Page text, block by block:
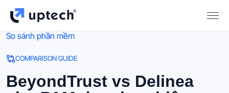
So sánh phần mềm
COMPARISON GUIDE
BeyondTrust vs Delinea